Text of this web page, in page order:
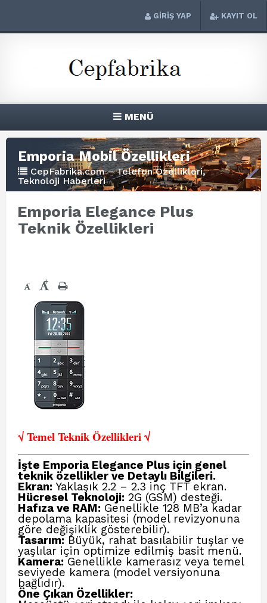
GİRİŞ YAP KAYIT OL
MENÜ
Emporia Mobil Özellikleri
CepFabrika.com – Telefon Özellikleri,
Teknoloji Haberleri
Emporia Elegance Plus
Teknik Özellikleri
- +
√ Temel Teknik Özellikleri √
İşte Emporia Elegance Plus için genel
teknik özellikler ve Detaylı Bilgileri.
Ekran: Yaklaşık 2.2 – 2.3 inç TFT ekran.
Hücresel Teknoloji: 2G (GSM) desteği.
Hafıza ve RAM: Genellikle 128 MB’a kadar
depolama kapasitesi (model revizyonuna
göre değişiklik gösterebilir).
Tasarım: Büyük, rahat basılabilir tuşlar ve
yaşlılar için optimize edilmiş basit menü.
Kamera: Genellikle kamerasız veya temel
seviyede kamera (model versiyonuna
bağlıdır).
Öne Çıkan Özellikler: